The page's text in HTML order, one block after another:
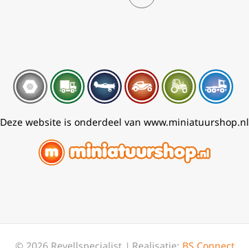
Deze website is onderdeel van www.miniatuurshop.nl